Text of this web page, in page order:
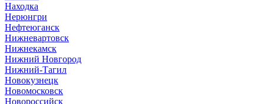
Находка
Нерюнгри
Нефтеюганск
Нижневартовск
Нижнекамск
Нижний Новгород
Нижний-Тагил
Новокузнецк
Новомосковск
Новороссийск